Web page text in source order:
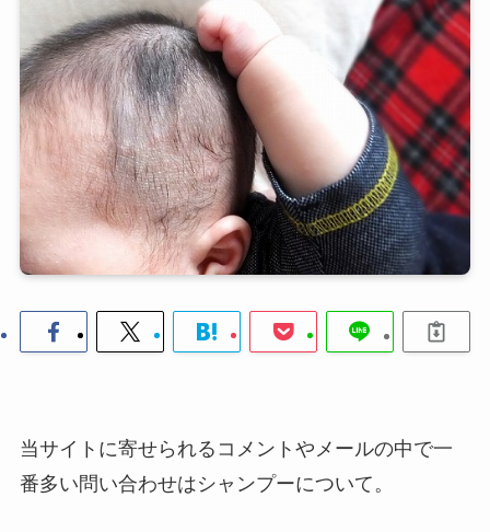
当サイトに寄せられるコメントやメールの中で一
番多い問い合わせはシャンプーについて。